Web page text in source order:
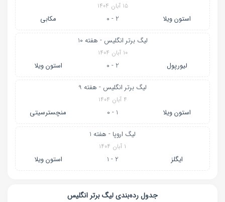
۱۵ آبان ۱۴۰۴
استون ویلا 2 - 0 مکابی
لیگ برتر انگلیس - هفته 10
۱۰ آبان ۱۴۰۴
لیورپول 2 - 0 استون ویلا
لیگ برتر انگلیس - هفته 9
۴ آبان ۱۴۰۴
استون ویلا 1 - 0 منچسترسیتی
لیگ اروپا - هفته 1
۱ آبان ۱۴۰۴
ایگلز 2 - 1 استون ویلا
جدول رده‌بندیلیگ برتر انگلیس